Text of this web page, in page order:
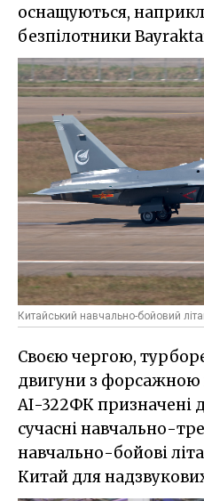
оснащуються,
безпілотники
Китайський навчально-бойовий
Своєю чергою,
двигуни з
АІ-322ФК призначені
сучасні навчально-
навчально-бойові
Китай для